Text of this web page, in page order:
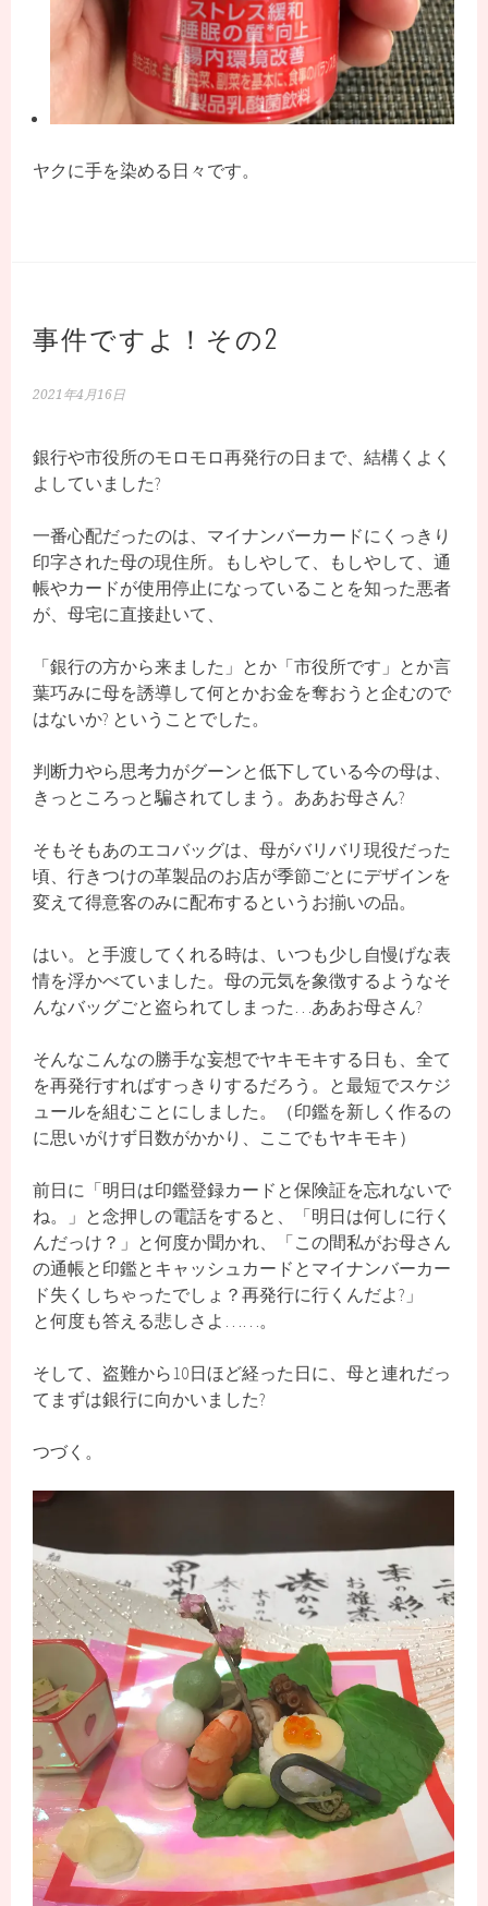
ヤクに手を染める日々です。
事件ですよ！その2
2021年4月16日
銀行や市役所のモロモロ再発行の日まで、結構くよく
よしていました?
一番心配だったのは、マイナンバーカードにくっきり
印字された母の現住所。もしやして、もしやして、通
帳やカードが使用停止になっていることを知った悪者
が、母宅に直接赴いて、
「銀行の方から来ました」とか「市役所です」とか言
葉巧みに母を誘導して何とかお金を奪おうと企むので
はないか? ということでした。
判断力やら思考力がグーンと低下している今の母は、
きっところっと騙されてしまう。ああお母さん?
そもそもあのエコバッグは、母がバリバリ現役だった
頃、行きつけの革製品のお店が季節ごとにデザインを
変えて得意客のみに配布するというお揃いの品。
はい。と手渡してくれる時は、いつも少し自慢げな表
情を浮かべていました。母の元気を象徴するようなそ
んなバッグごと盗られてしまった…ああお母さん?
そんなこんなの勝手な妄想でヤキモキする日も、全て
を再発行すればすっきりするだろう。と最短でスケジ
ュールを組むことにしました。（印鑑を新しく作るの
に思いがけず日数がかかり、ここでもヤキモキ）
前日に「明日は印鑑登録カードと保険証を忘れないで
ね。」と念押しの電話をすると、「明日は何しに行く
んだっけ？」と何度か聞かれ、「この間私がお母さん
の通帳と印鑑とキャッシュカードとマイナンバーカー
ド失くしちゃったでしょ？再発行に行くんだよ?」
と何度も答える悲しさよ……。
そして、盗難から10日ほど経った日に、母と連れだっ
てまずは銀行に向かいました?
つづく。